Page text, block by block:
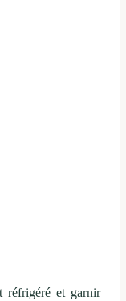
réfrigéré et garnir